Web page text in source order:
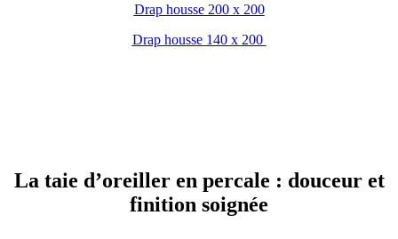
Drap housse 200 x 200
Drap housse 140 x 200
La taie d’oreiller en percale : douceur et
finition soignée